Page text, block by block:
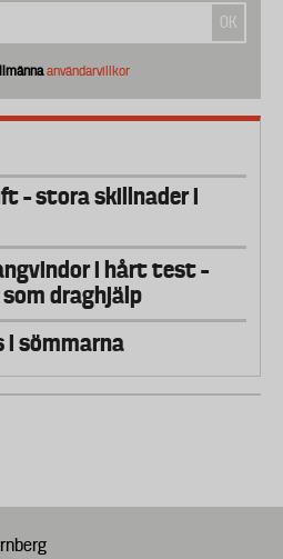
användarvillkor
– stora skillnader i
i hårt test –
draghjälp
i sömmarna